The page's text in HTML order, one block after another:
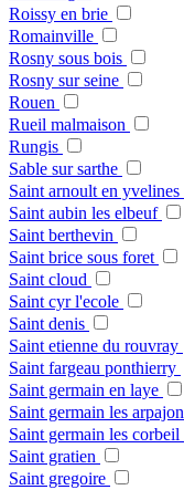
Roissy en brie
Romainville
Rosny sous bois
Rosny sur seine
Rouen
Rueil malmaison
Rungis
Sable sur sarthe
Saint arnoult en yvelines
Saint aubin les elbeuf
Saint berthevin
Saint brice sous foret
Saint cloud
Saint cyr l'ecole
Saint denis
Saint etienne du rouvray
Saint fargeau ponthierry
Saint germain en laye
Saint germain les arpajon
Saint germain les corbeil
Saint gratien
Saint gregoire